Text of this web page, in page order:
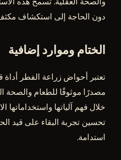
والصحة العقلية. تسمح هذه
دون الحاجة إلى استكشاف
الختام وموارد إضافية
مصدرًا موثوقًا للطعام والصحة
خلال فهم آلياتها واستخداماتها
تحسين تجربة البقاء على قيد
استدامة.